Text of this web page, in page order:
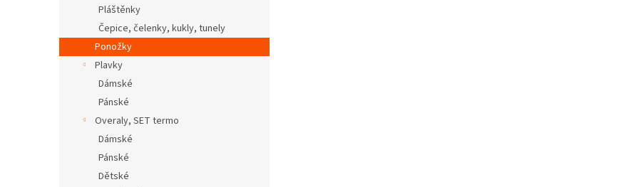
Pláštěnky
Čepice, čelenky, kukly, tunely
Ponožky
Plavky
Dámské
Pánské
Overaly, SET termo
Dámské
Pánské
Dětské